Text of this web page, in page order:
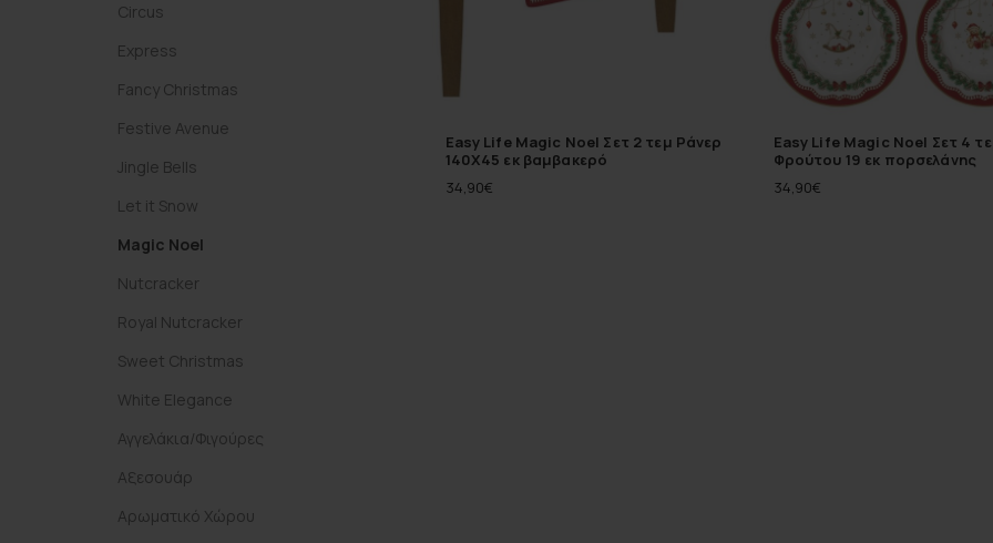
Circus
Express
Fancy Christmas
Festive Avenue
Jingle Bells
Let it Snow
Magic Noel
Nutcracker
Royal Nutcracker
Sweet Christmas
White Elegance
Αγγελάκια/Φιγούρες
Αξεσουάρ
Αρωματικό Χώρου
Easy Life Magic Noel Σετ 2 τεμ Ράνερ
140Χ45 εκ βαμβακερό
34,90€
Easy Life Magic Noel Σετ 4
Φρούτου 19 εκ πορσελάνης
34,90€